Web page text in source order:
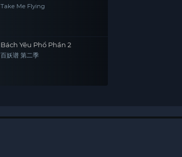
Take Me Flying
Bách Yêu Phổ Phần 2
百妖谱 第二季